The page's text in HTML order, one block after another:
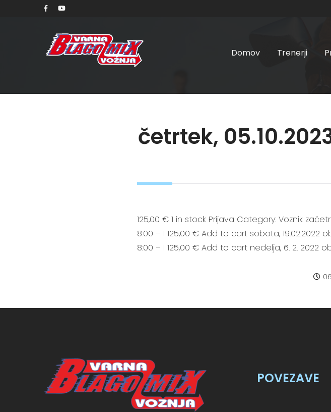
Domov Trenerji
četrtek,
125,00 € 1 in stock Prijava Category: Voznik
8:00 – I 125,00 € Add to cart sobota, 19.02.2022
8:00 – I 125,00 € Add to cart nedelja, 6. 2. 2022
POVEZAVE